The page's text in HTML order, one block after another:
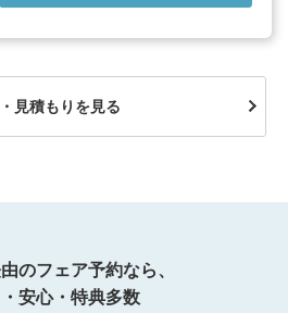
見積もりを見る
のフェア予約なら、
安心・特典多数